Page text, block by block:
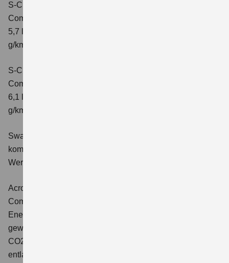
S-Cross 1.4 BOOSTERJET HYBRID ALLGRIP
Comfort+
5,7 l/100 km; kombinierter Wert der CO2-Emission: 131
g/km; CO2-Klasse: D
S-Cross 1.4 BOOSTERJET HYBRID ALLGRIP AT
Comfort+
6,1 l/100 km; kombinierter Wert der CO2-Emission: 141
g/km; CO2-Klasse: E
Swace 1.8 HYBRID CVT Comfort+
kombinierter Energieverbrauch 4,5 l/100km; kombinierter
Wert der CO2-Emission: 102 g/km; CO2-Klasse: C.
Across 2.5 PLUG-IN HYBRID CVT
Comfort+
Energieverbrauch: 17,1kWh/100km plus 1,0 l/100 km;
gewichtet kombinierter Wert der CO2-Emission: 22 g/km;
CO2-Klasse: B; kombinierter Kraftstoffverbrauch bei
entladener Batterie: 6,6 l/100km; CO2-Klasse (bei